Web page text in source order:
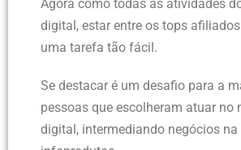
Agora como todas as atividades
digital, estar entre os tops
uma tarefa tão fácil.
Se destacar é um desafio para a
pessoas que escolheram atuar no
digital, intermediando negócios na